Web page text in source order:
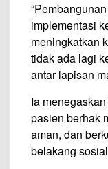
implementasi
meningkatkan
tidak ada lagi
antar lapisan
Ia
pasien berhak
aman, dan
belakang